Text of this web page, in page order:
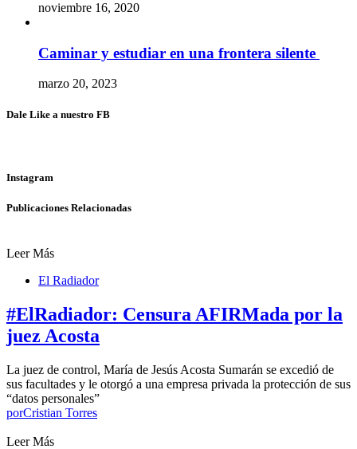
noviembre 16, 2020
Caminar y estudiar en una frontera silente
marzo 20, 2023
Dale Like a nuestro FB
Instagram
Publicaciones Relacionadas
Leer Más
El Radiador
#ElRadiador: Censura AFIRMada por la
juez Acosta
La juez de control, María de Jesús Acosta Sumarán se excedió de
sus facultades y le otorgó a una empresa privada la protección de sus
“datos personales”
porCristian Torres
Leer Más